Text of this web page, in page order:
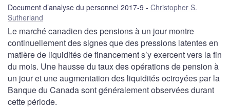
Document d’analyse du personnel 2017-9
Christopher S.
Sutherland
Le marché canadien des pensions à un jour montre
continuellement des signes que des pressions latentes en
matière de liquidités de financement s’y exercent vers la fin
du mois. Une hausse du taux des opérations de pension à
un jour et une augmentation des liquidités octroyées par la
Banque du Canada sont généralement observées durant
cette période.